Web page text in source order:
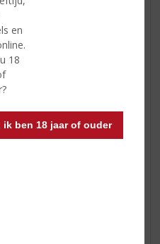
en
18
ik ben 18 jaar of ouder